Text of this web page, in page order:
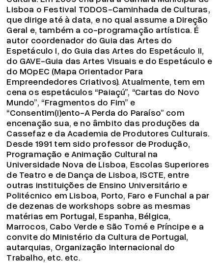
Lisboa o Festival TODOS-Caminhada de Culturas,
que dirige até à data, e no qual assume a Direção
Geral e, também a co-programação artística. É
autor coordenador do Guia das Artes do
Espetáculo I, do Guia das Artes do Espetáculo II,
do GAVE-Guia das Artes Visuais e do Espetáculo e
do MOpEC (Mapa Orientador Para
Empreendedores Criativos). Atualmente, tem em
cena os espetáculos “Paiaçú”, “Cartas do Novo
Mundo”, “Fragmentos do Fim” e
“Consentim(i)ento-A Perda do Paraíso” com
encenação sua, e no âmbito das produções da
Cassefaz e da Academia de Produtores Culturais.
Desde 1991 tem sido professor de Produção,
Programação e Animação Cultural na
Universidade Nova de Lisboa, Escolas Superiores
de Teatro e de Dança de Lisboa, ISCTE, entre
outras instituições de Ensino Universitário e
Politécnico em Lisboa, Porto, Faro e Funchal a par
de dezenas de workshops sobre as mesmas
matérias em Portugal, Espanha, Bélgica,
Marrocos, Cabo Verde e São Tomé e Príncipe e a
convite do Ministério da Cultura de Portugal,
autarquias, Organização Internacional do
Trabalho, etc. etc.